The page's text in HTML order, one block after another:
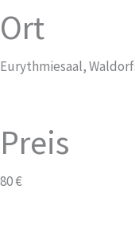
Ort
Eurythmiesaal,
Preis
80 €